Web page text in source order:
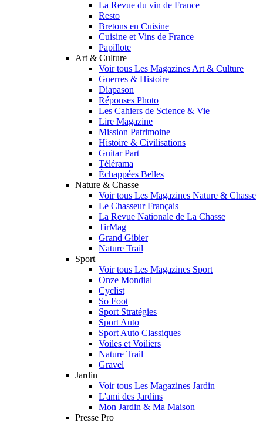
La Revue du vin de France
Resto
Bretons en Cuisine
Cuisine et Vins de France
Papillote
Art & Culture
Voir tous Les Magazines Art & Culture
Guerres & Histoire
Diapason
Réponses Photo
Les Cahiers de Science & Vie
Lire Magazine
Mission Patrimoine
Histoire & Civilisations
Guitar Part
Télérama
Échappées Belles
Nature & Chasse
Voir tous Les Magazines Nature & Chasse
Le Chasseur Français
La Revue Nationale de La Chasse
TirMag
Grand Gibier
Nature Trail
Sport
Voir tous Les Magazines Sport
Onze Mondial
Cyclist
So Foot
Sport Stratégies
Sport Auto
Sport Auto Classiques
Voiles et Voiliers
Nature Trail
Gravel
Jardin
Voir tous Les Magazines Jardin
L'ami des Jardins
Mon Jardin & Ma Maison
Presse Pro